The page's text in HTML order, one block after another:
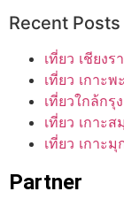
Recent Posts
เที่ยว เชียง
เที่ยว เกาะ
เที่ยวใกล้ก
เที่ยว เกาะ
เที่ยว เกาะ
Partner